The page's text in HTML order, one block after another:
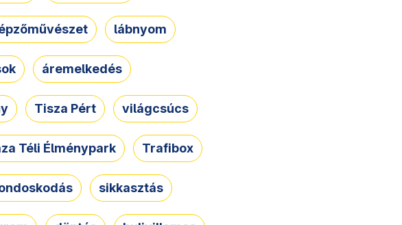
lábnyom
áremelkedés
Tisza Pért világcsúcs
Téli Élménypark Trafibox
sikkasztás